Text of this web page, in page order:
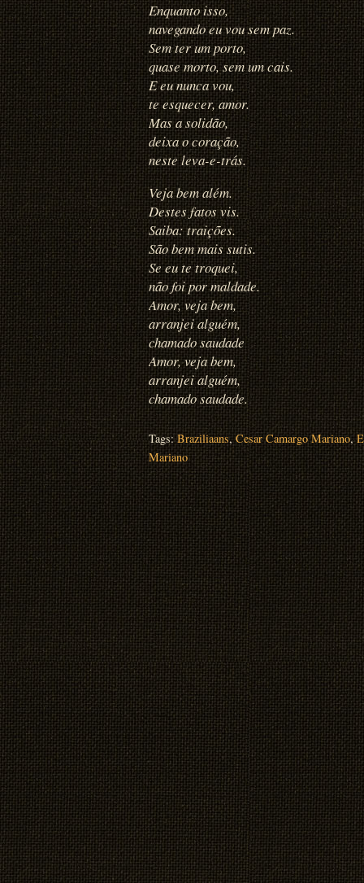
Enquanto isso,
navegando eu vou sem paz.
Sem ter um porto,
quase morto, sem um cais.
E eu nunca vou,
te esquecer, amor.
Mas a solidão,
deixa o coração,
neste leva-e-trás.
Veja bem além.
Destes fatos vis.
Saiba: traições.
São bem mais sutis.
Se eu te troquei,
não foi por maldade.
Amor, veja bem,
arranjei alguém,
chamado saudade
Amor, veja bem,
arranjei alguém,
chamado saudade.
Tags:Braziliaans,Cesar Camargo Mariano,
Mariano